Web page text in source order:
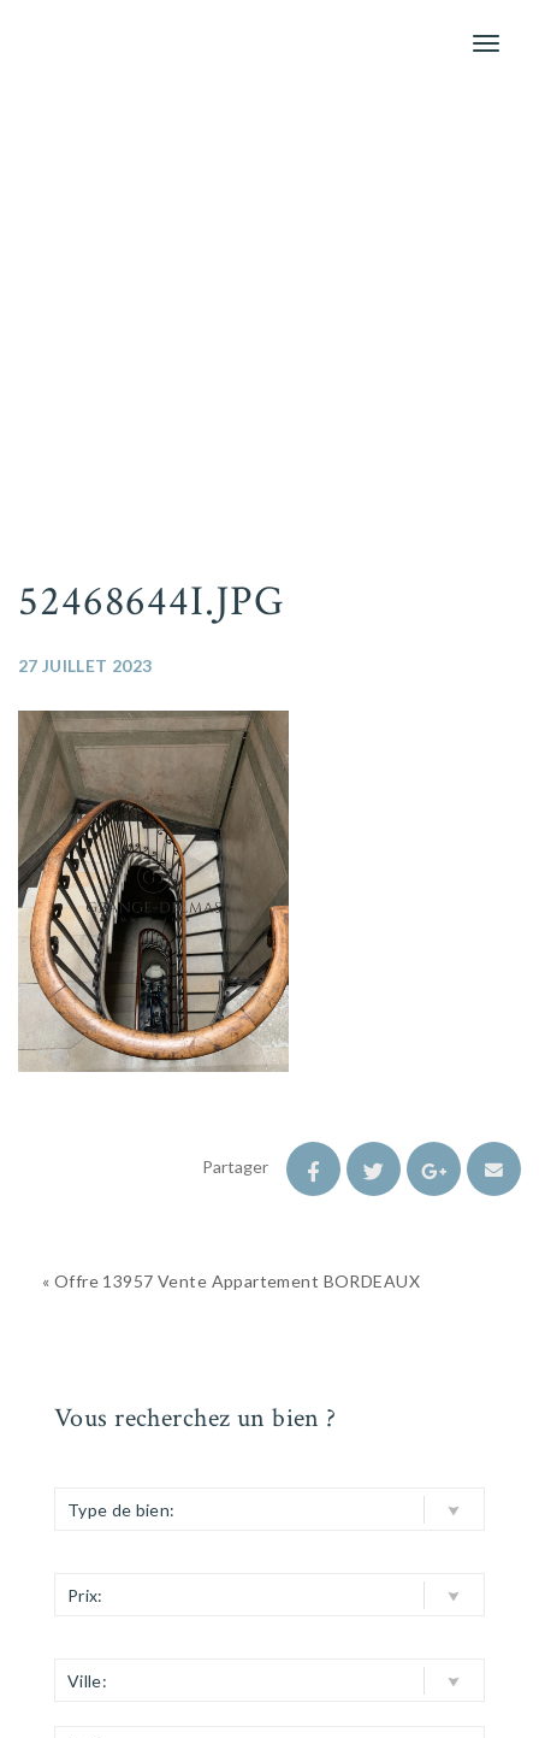
Toggle
52468644I.JPG
27 JUILLET 2023
Partager
« Offre 13957 Vente Appartement BORDEAUX
Vous recherchez un bien ?
Type de bien:
Prix:
Ville: